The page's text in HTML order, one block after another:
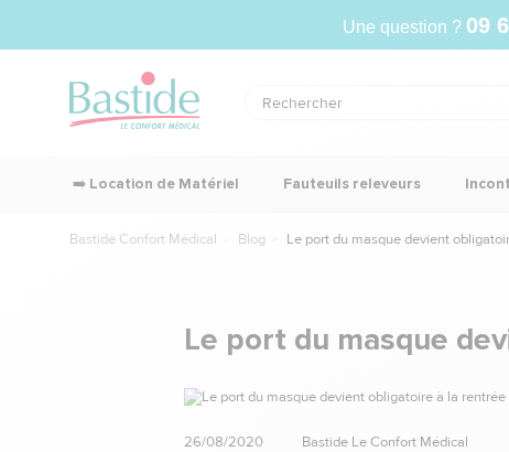
Une question ? 09
➡️ Location de Matériel Fauteuils releveurs
Bastide Confort Médical Blog Le port du masque devient
Le port du masque
26/08/2020 Bastide Le Confort Médical